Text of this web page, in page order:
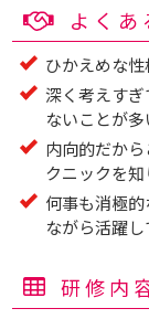
よくあ
ひかえめな
深く考えす
ないことが多
内向的だか
クニックを
何事も消極
ながら活躍
研修内